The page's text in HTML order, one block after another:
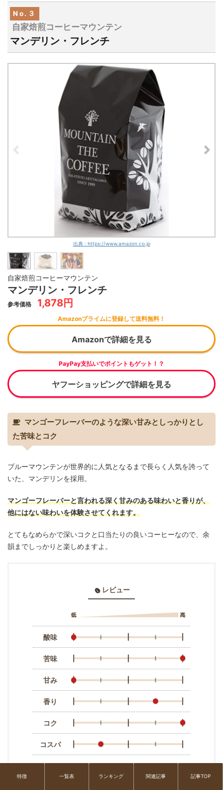
No.３
自家焙煎コーヒーマウンテン
マンデリン・フレンチ
出典 : https://www.amazon.co.jp
自家焙煎コーヒーマウンテン
マンデリン・フレンチ
参考価格 1,878円
Amazonプライムに登録して送料無料！
Amazonで詳細を見る
PayPay支払いでポイントもゲット！？
ヤフーショッピングで詳細を見る
マンゴーフレーバーのような深い甘みとしっかりとし
た苦味とコク
ブルーマウンテンが世界的に人気となるまで長らく人気を誇って
いた、マンデリンを採用。
マンゴーフレーバーと言われる深く甘みのある味わいと香りが、
他にはない味わいを体験させてくれます。
とてもなめらかで深いコクと口当たりの良いコーヒーなので、余
韻までしっかりと楽しめますよ。
レビュー
酸味
苦味
甘み
香り
コク
コスパ
特徴 一覧表 ランキング 関連記事 記事TOP